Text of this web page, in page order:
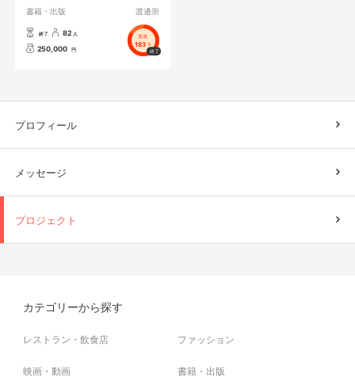
書籍・出版
渡邊崇
終了 82 人
250,000 円
達成
183 %
プロフィール
メッセージ
プロジェクト
カテゴリーから探す
レストラン・飲食店 ファッション
映画・動画 書籍・出版